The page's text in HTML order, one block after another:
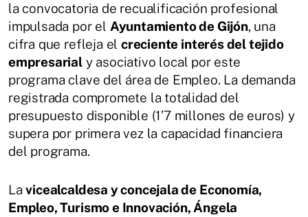
la convocatoria de recualificación profesional
impulsada por el Ayuntamiento de Gijón, una
cifra que refleja elcreciente interés del tejido
empresarialy asociativo local por este
programa clave del área de Empleo. La demanda
registrada compromete la totalidad del
presupuesto disponible (1’7 millones de euros) y
supera por primera vez la capacidad financiera
del programa.
Lavicealcaldesa y concejala de Economía,
Empleo, Turismo e Innovación, Ángela